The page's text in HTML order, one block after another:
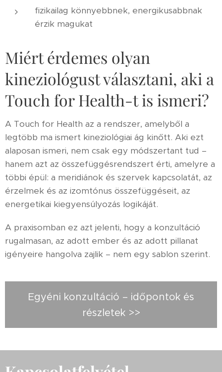
fizikailag könnyebbnek, energikusabbnak
érzik magukat
Miért érdemes olyan
kineziológust választani, aki a
Touch for Health-t is ismeri?
A Touch for Health az a rendszer, amelyből a
legtöbb ma ismert kineziológiai ág kinőtt. Aki ezt
alaposan ismeri, nem csak egy módszertant tud –
hanem azt az összefüggésrendszert érti, amelyre a
többi épül: a meridiánok és szervek kapcsolatát, az
érzelmek és az izomtónus összefüggéseit, az
energetikai kiegyensúlyozás logikáját.
A praxisomban ez azt jelenti, hogy a konzultáció
rugalmasan, az adott ember és az adott pillanat
igényeire hangolva zajlik – nem egy sablon szerint.
Egyéni konzultáció – időpontok és
részletek >>